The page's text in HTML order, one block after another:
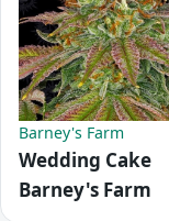
Barney's Farm
Wedding Cake
Barney's Farm